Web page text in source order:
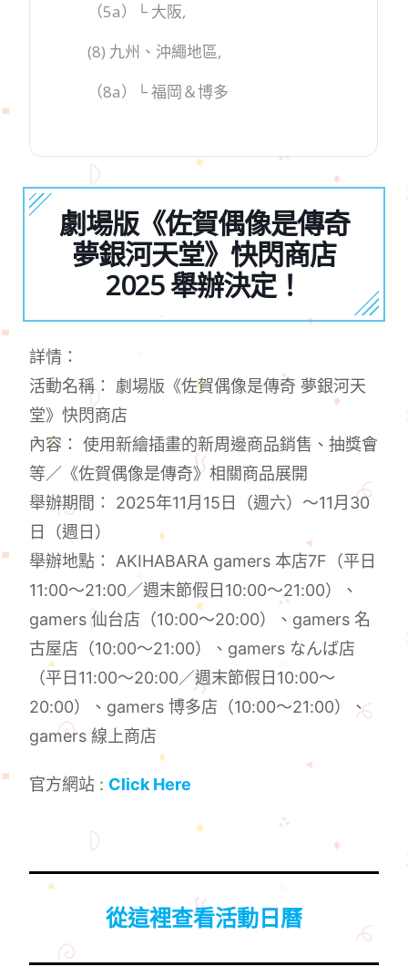
（5a）└ 大阪,
(8) 九州、沖繩地區,
（8a）└ 福岡＆博多
劇場版《佐賀偶像是傳奇
夢銀河天堂》快閃商店
2025 舉辦決定！
詳情：
活動名稱： 劇場版《佐賀偶像是傳奇 夢銀河天
堂》快閃商店
內容： 使用新繪插畫的新周邊商品銷售、抽獎會
等／《佐賀偶像是傳奇》相關商品展開
舉辦期間： 2025年11月15日（週六）～11月30
日（週日）
舉辦地點： AKIHABARA gamers 本店7F（平日
11:00～21:00／週末節假日10:00～21:00）、
gamers 仙台店（10:00～20:00）、gamers 名
古屋店（10:00～21:00）、gamers なんば店
（平日11:00～20:00／週末節假日10:00～
20:00）、gamers 博多店（10:00～21:00）、
gamers 線上商店
官方網站 : Click Here
從這裡查看活動日曆